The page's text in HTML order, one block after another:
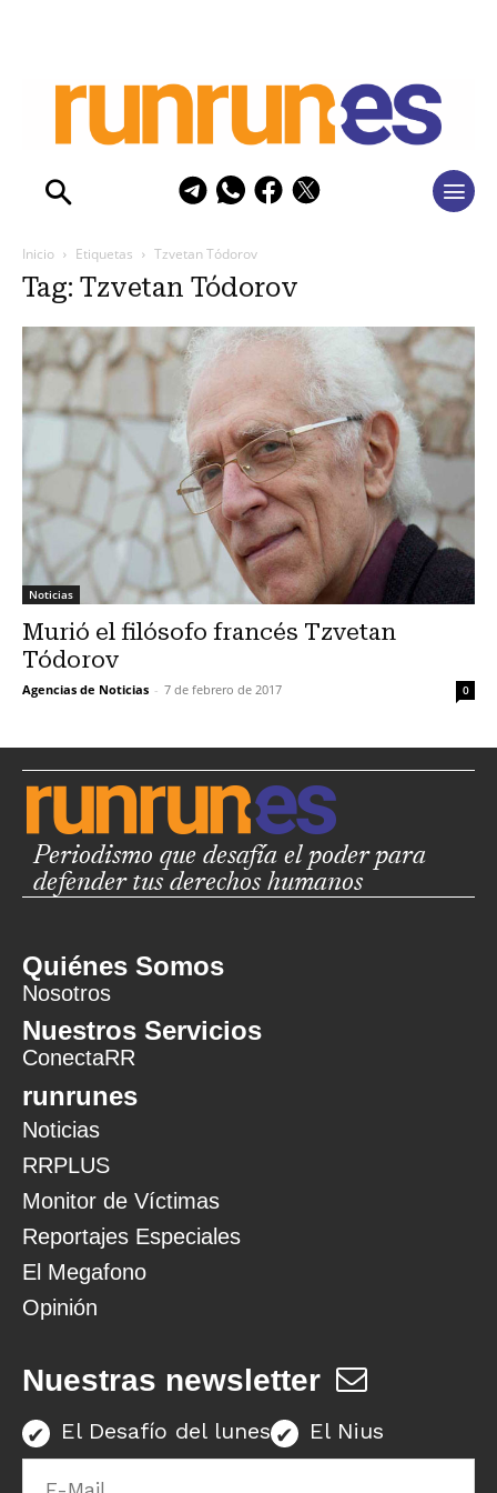
Inicio Etiquetas Tzvetan Tódorov
Tag: Tzvetan Tódorov
Noticias
Murió el filósofo francés Tzvetan
Tódorov
Agencias de Noticias - 7 de febrero de 2017 0
Periodismo que desafía el poder para
defender tus derechos humanos
Quiénes Somos
Nosotros
Nuestros Servicios
ConectaRR
runrunes
Noticias
RRPLUS
Monitor de Víctimas
Reportajes Especiales
El Megafono
Opinión
Nuestras newsletter
El Desafío del lunes El Nius